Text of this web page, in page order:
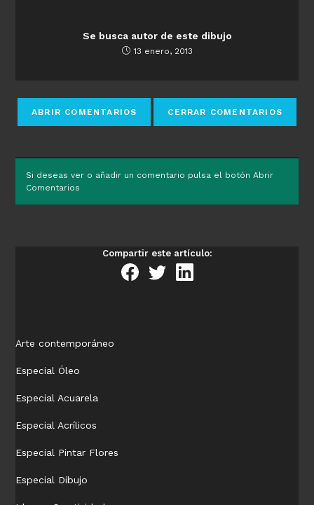
Se busca autor de este dibujo
13 enero, 2013
Si deseas ver o añadir un comentario pulsa el botón Abrir
Comentarios
Compartir este artículo:
Arte contemporáneo
Especial Óleo
Especial Acuarela
Especial Acrílicos
Especial Pintar Flores
Especial Dibujo